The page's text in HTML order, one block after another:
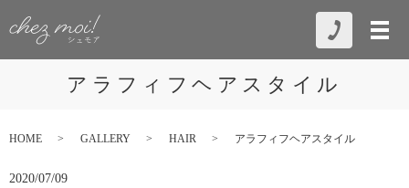
アラフィフヘアスタイル
HOME GALLERY HAIR アラフィフヘアスタイル
2020/07/09